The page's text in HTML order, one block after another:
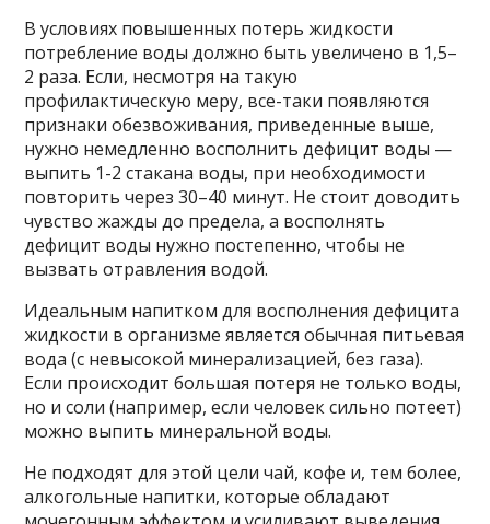
В условиях повышенных потерь жидкости
потребление воды должно быть увеличено в 1,5–
2 раза. Если, несмотря на такую
профилактическую меру, все-таки появляются
признаки обезвоживания, приведенные выше,
нужно немедленно восполнить дефицит воды —
выпить 1-2 стакана воды, при необходимости
повторить через 30–40 минут. Не стоит доводить
чувство жажды до предела, а восполнять
дефицит воды нужно постепенно, чтобы не
вызвать отравления водой.
Идеальным напитком для восполнения дефицита
жидкости в организме является обычная питьевая
вода (с невысокой минерализацией, без газа).
Если происходит большая потеря не только воды,
но и соли (например, если человек сильно потеет)
можно выпить минеральной воды.
Не подходят для этой цели чай, кофе и, тем более,
алкогольные напитки, которые обладают